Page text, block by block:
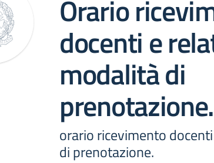
Orario
docenti e
modalità di
prenotazione.
orario ricevimento
di prenotazione.